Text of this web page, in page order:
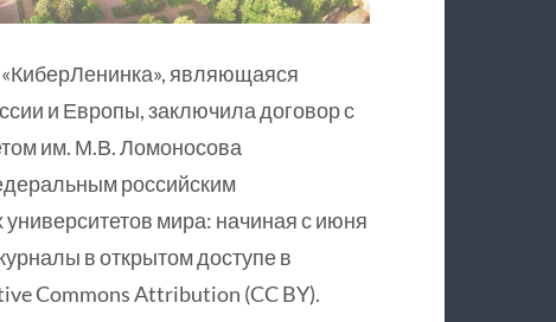
являющаяся
и Европы, заключила договор с
им. М.В. Ломоносова
российским
мира: начиная с июня
в открытом доступе в
Commons Attribution (CC BY).